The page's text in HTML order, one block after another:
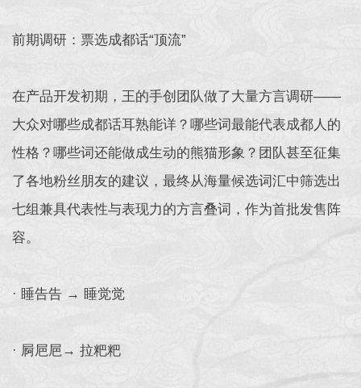
前期调研：票选成都话“顶流”
在产品开发初期，王的手创团队做了大量方言调研——
大众对哪些成都话耳熟能详？哪些词最能代表成都人的
性格？哪些词还能做成生动的熊猫形象？团队甚至征集
了各地粉丝朋友的建议，最终从海量候选词汇中筛选出
七组兼具代表性与表现力的方言叠词，作为首批发售阵
容。
· 睡告告 → 睡觉觉
· 屙㞎㞎→ 拉粑粑